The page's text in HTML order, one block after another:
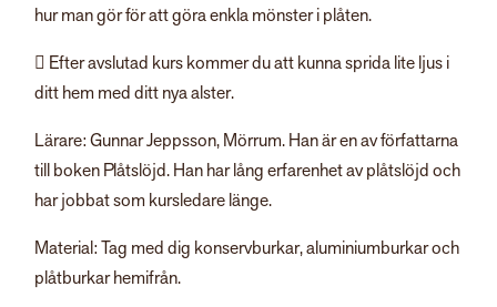
hur man gör för att göra enkla mönster i plåten.
 Efter avslutad kurs kommer du att kunna sprida lite ljus i
ditt hem med ditt nya alster.
Lärare: Gunnar Jeppsson, Mörrum. Han är en av författarna
till boken Plåtslöjd. Han har lång erfarenhet av plåtslöjd och
har jobbat som kursledare länge.
Material: Tag med dig konservburkar, aluminiumburkar och
plåtburkar hemifrån.